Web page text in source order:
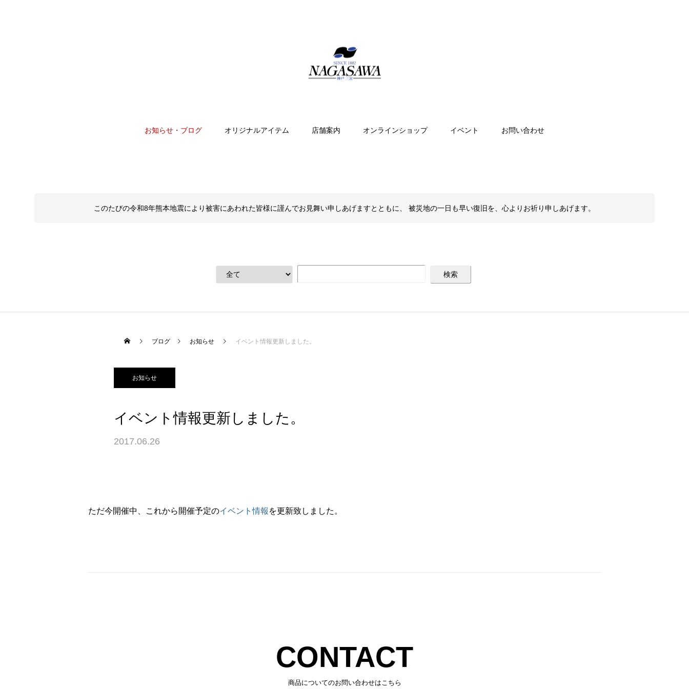
お知らせ・ブログ オリジナルアイテム 店舗案内 オンラインショップ イベント お問い合わせ
このたびの令和8年熊本地震により被害にあわれた皆様に謹んでお見舞い申しあげますとともに、 被災地の一日も早い復旧を、心よりお祈り申しあげます。
ブログ お知らせ イベント情報更新しました。
お知らせ
イベント情報更新しました。
2017.06.26
ただ今開催中、これから開催予定のイベント情報 を更新致しました。
CONTACT
商品についてのお問い合わせはこちら